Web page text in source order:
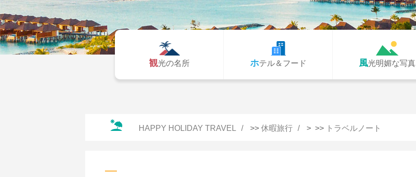
観光の名所 ホテル＆フード 風光明媚な写真
HAPPY HOLIDAY TRAVEL >> 休暇旅行 > >> トラベルノート